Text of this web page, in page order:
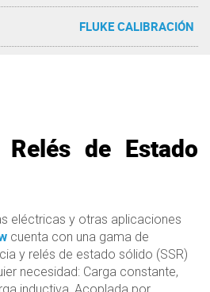
FLUKE CALIBRACIÓN
de Estado
eléctricas y otras aplicaciones
cuenta con una gama de
y relés de estado sólido (SSR)
necesidad: Carga constante,